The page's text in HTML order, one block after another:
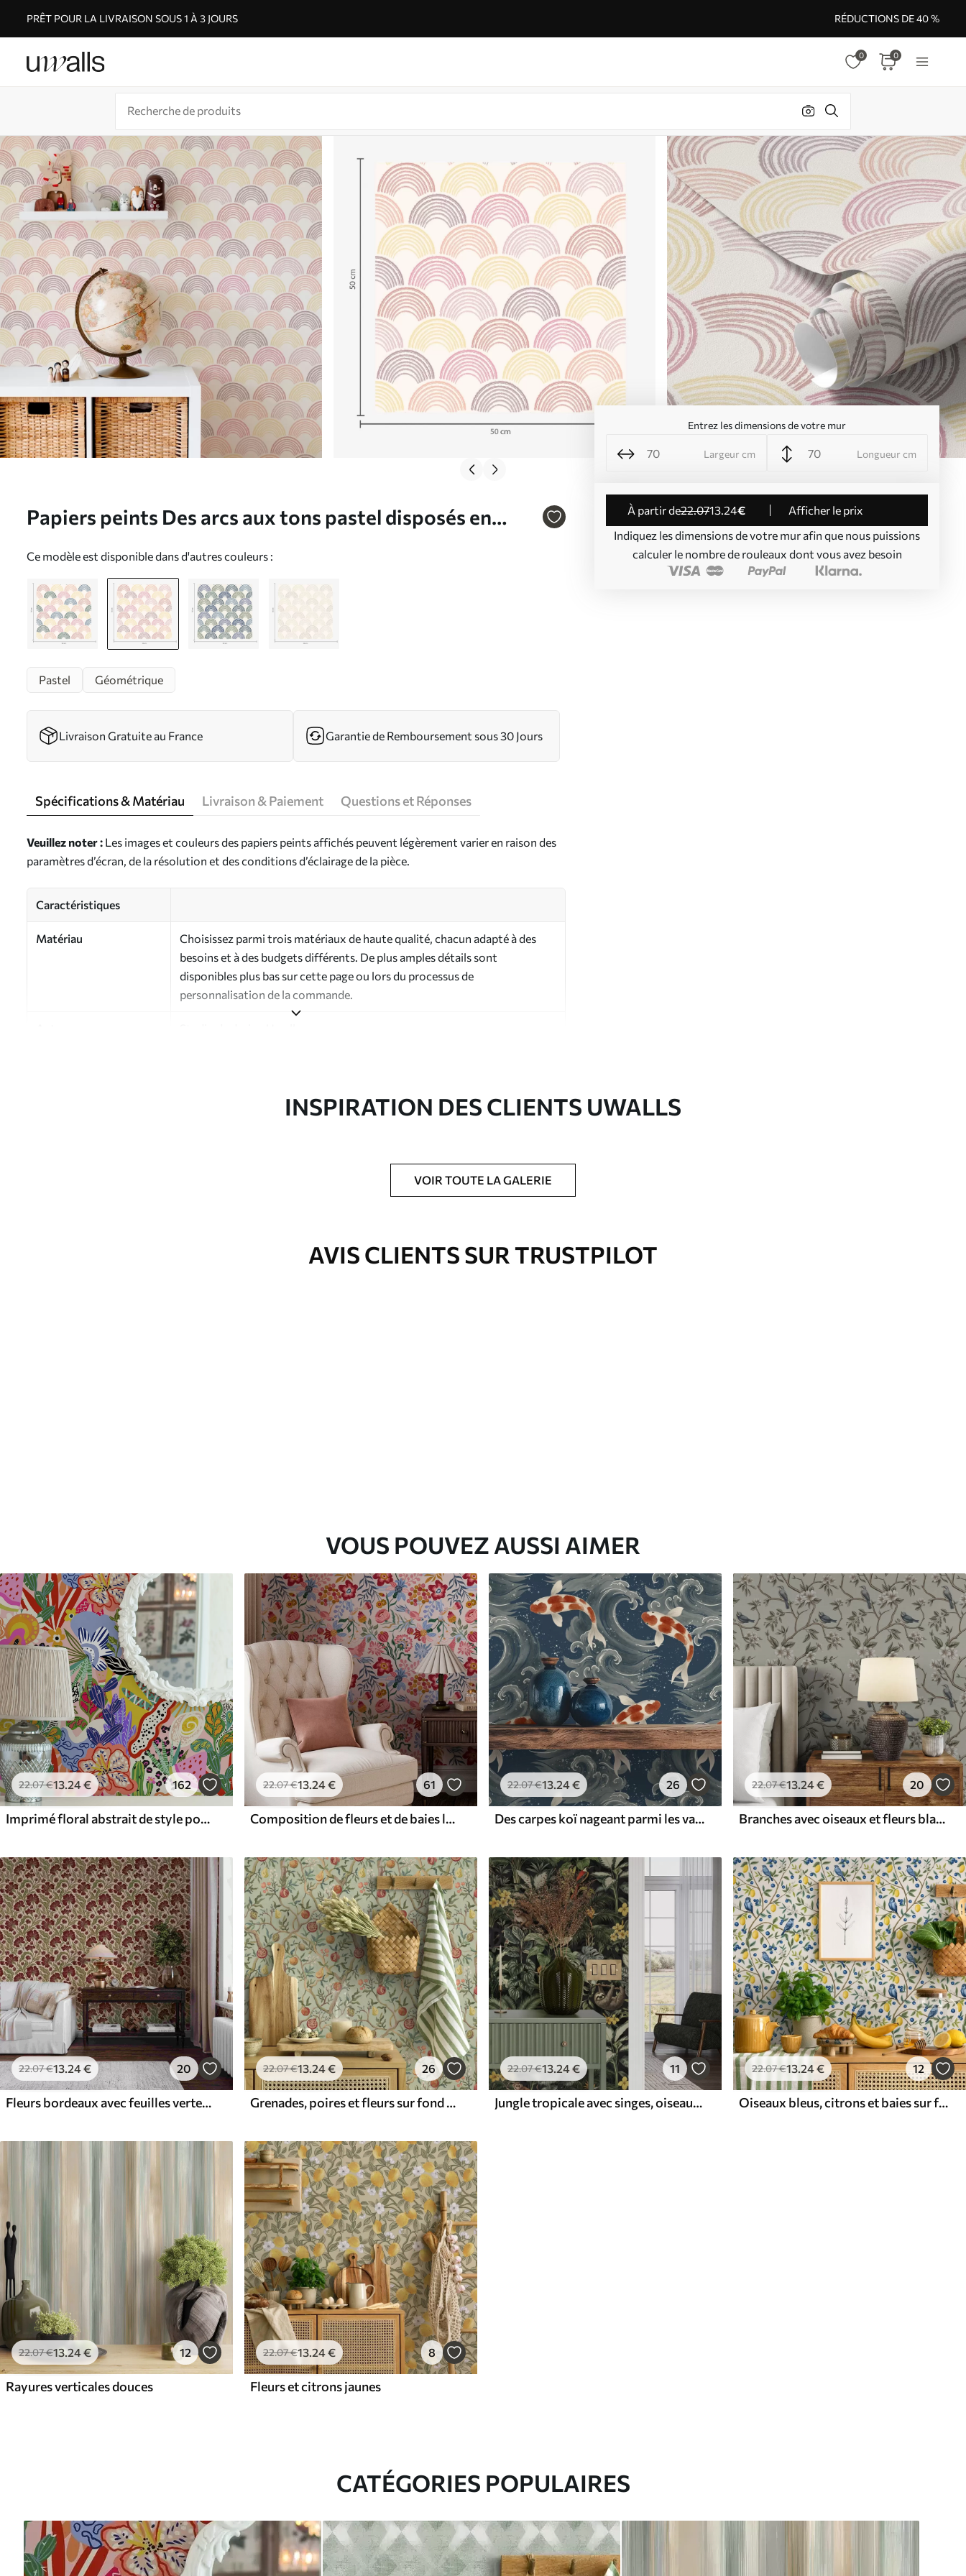
PRÊT POUR LA LIVRAISON SOUS 1 À 3 JOURS RÉDUCTIONS DE 40 %
0 0
Papiers peints Des arcs aux tons pastel disposés en
Ce modèle est disponible dans d'autres couleurs :
Entrez les dimensions de votre mur
Largeur cm Longueur cm
à partir de22.0713.24€
Afficher le prix
Indiquez les dimensions de votre mur afin que nous puissions
calculer le nombre de rouleaux dont vous avez besoin
Pastel Géométrique
Livraison Gratuite au France Garantie de Remboursement sous 30 Jours
Spécifications & Matériau Livraison & Paiement Questions et Réponses
Veuillez noter : Les images et couleurs des papiers peints affichés peuvent légèrement varier en raison des
paramètres d’écran, de la résolution et des conditions d’éclairage de la pièce.
Caractéristiques
Matériau
Choisissez parmi trois matériaux de haute qualité, chacun adapté à des
besoins et à des budgets différents. De plus amples détails sont
disponibles plus bas sur cette page ou lors du processus de
personnalisation de la commande.
Vernis protecteur et/ou colle pour papier peint disponibles.
INSPIRATION DES CLIENTS UWALLS
VOIR TOUTE LA GALERIE
AVIS CLIENTS SUR TRUSTPILOT
VOUS POUVEZ AUSSI AIMER
22.07€13.24€ 162
Imprimé floral abstrait de style pop art
22.07€13.24€ 61
Composition de fleurs et de baies lumineuses avec des perroquets
22.07€13.24€ 26
Des carpes koï nageant parmi les vagues spectaculaires de l'océan
22.07€13.24€ 20
Branches avec oiseaux et fleurs blanches sur un fond délicat
22.07€13.24€ 20
Fleurs bordeaux avec feuilles vertes sur fond clair
22.07€13.24€ 26
Grenades, poires et fleurs sur fond vert pâle
22.07€13.24€ 11
Jungle tropicale avec singes, oiseaux et feuillage dense
22.07€13.24€ 12
Oiseaux bleus, citrons et baies sur fond blanc
22.07€13.24€ 12
Rayures verticales douces
22.07€13.24€ 8
Fleurs et citrons jaunes
CATÉGORIES POPULAIRES